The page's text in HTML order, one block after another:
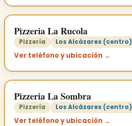
Pizzeria La Rucola
Pizzería Los Alcázares (centro)
Ver teléfono y ubicación →
Pizzeria La Sombra
Pizzería Los Alcázares (centro)
Ver teléfono y ubicación →